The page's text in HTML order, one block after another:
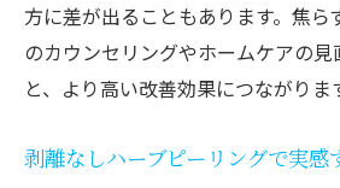
方に差が出ることもあります。焦ら
のカウンセリングやホームケアの見
と、より高い改善効果につながりま
剥離なしハーブピーリングで実感